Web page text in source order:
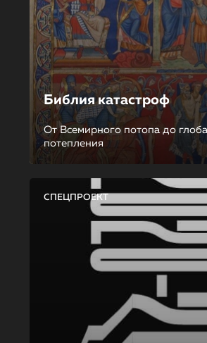
Библия катастроф
От Всемирного потопа до
потепления
СПЕЦПРОЕКТ